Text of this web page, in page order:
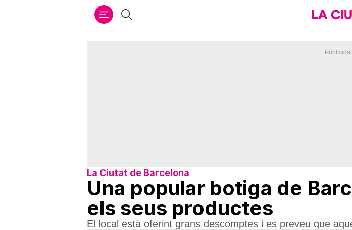
Cercar
La Ciutat de Barcelona
Una popular botiga de
els seus productes
El local està oferint grans descomptes i es preveu que